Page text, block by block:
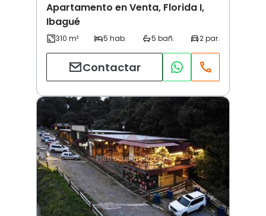
Apartamento en Venta, Florida I,
Ibagué
Contactar